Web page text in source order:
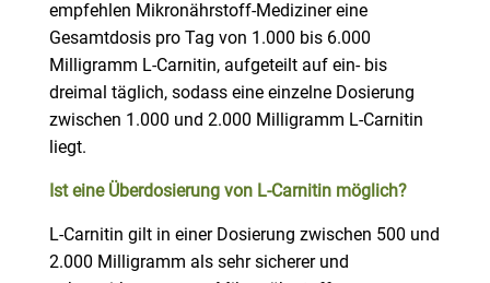
empfehlen Mikronährstoff-Mediziner eine
Gesamtdosis pro Tag von 1.000 bis 6.000
Milligramm L-Carnitin, aufgeteilt auf ein- bis
dreimal täglich, sodass eine einzelne Dosierung
zwischen 1.000 und 2.000 Milligramm L-Carnitin
liegt.
Ist eine Überdosierungvon L-Carnitin möglich?
L-Carnitin gilt in einer Dosierung zwischen 500 und
2.000 Milligramm als sehr sicherer und